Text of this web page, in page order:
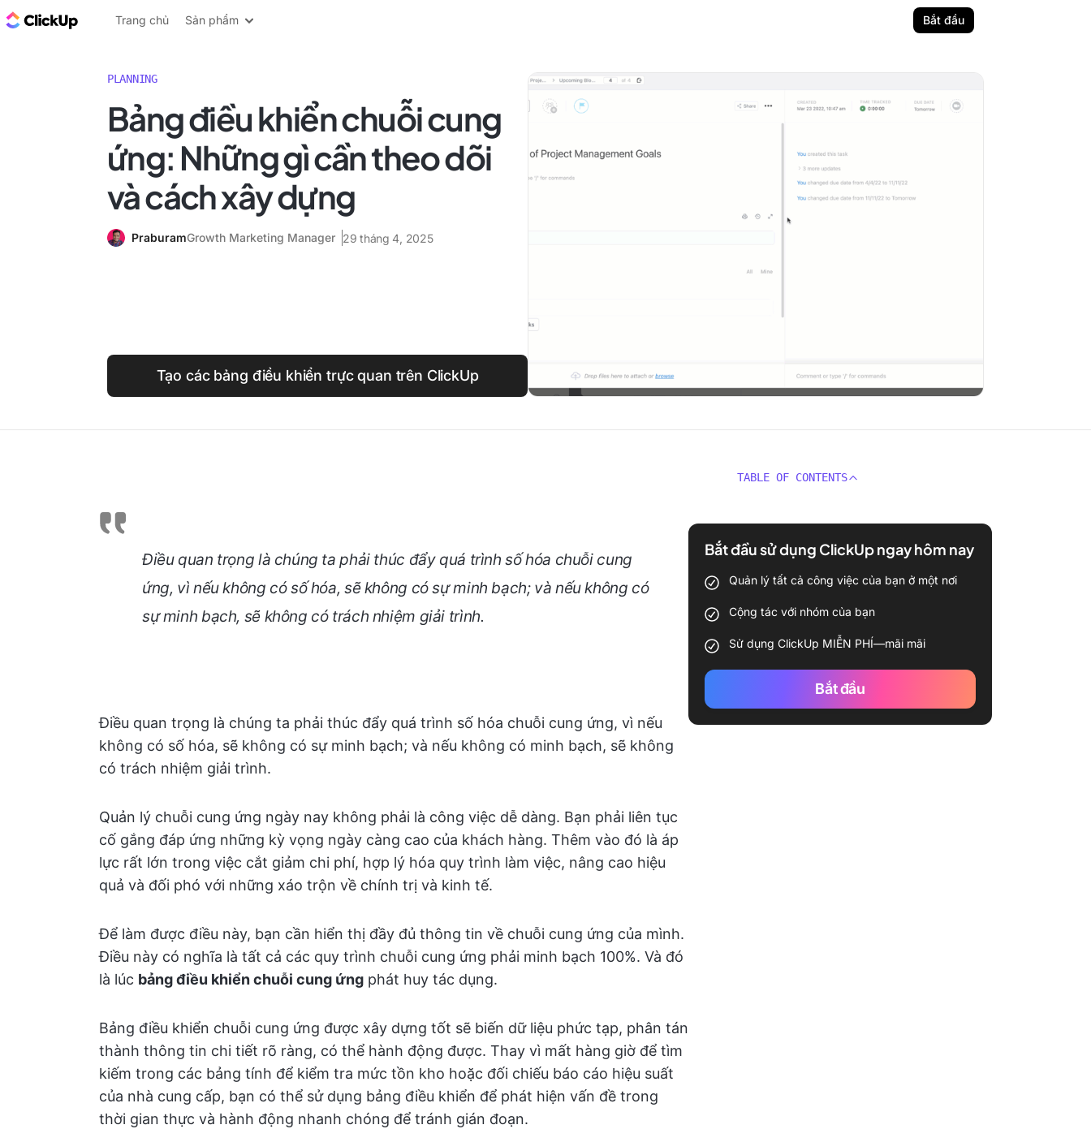
ClickUp Blog
Trang chủ Sản phẩm Bắt đầu
PLANNING
Bảng điều khiển chuỗi cung
ứng: Những gì cần theo dõi
và cách xây dựng
PraburamGrowth Marketing Manager 29 tháng 4, 2025
Tạo các bảng điều khiển trực quan trên ClickUp
Điều quan trọng là chúng ta phải thúc đẩy quá trình số hóa chuỗi cung
ứng, vì nếu không có số hóa, sẽ không có sự minh bạch; và nếu không có
sự minh bạch, sẽ không có trách nhiệm giải trình.
Điều quan trọng là chúng ta phải thúc đẩy quá trình số hóa chuỗi cung ứng, vì nếu
không có số hóa, sẽ không có sự minh bạch; và nếu không có minh bạch, sẽ không
có trách nhiệm giải trình.
Quản lý chuỗi cung ứng ngày nay không phải là công việc dễ dàng. Bạn phải liên tục
cố gắng đáp ứng những kỳ vọng ngày càng cao của khách hàng. Thêm vào đó là áp
lực rất lớn trong việc cắt giảm chi phí, hợp lý hóa quy trình làm việc, nâng cao hiệu
quả và đối phó với những xáo trộn về chính trị và kinh tế.
Để làm được điều này, bạn cần hiển thị đầy đủ thông tin về chuỗi cung ứng của mình.
Điều này có nghĩa là tất cả các quy trình chuỗi cung ứng phải minh bạch 100%. Và đó
là lúc bảng điều khiển chuỗi cung ứng phát huy tác dụng.
Bảng điều khiển chuỗi cung ứng được xây dựng tốt sẽ biến dữ liệu phức tạp, phân tán
thành thông tin chi tiết rõ ràng, có thể hành động được. Thay vì mất hàng giờ để tìm
kiếm trong các bảng tính để kiểm tra mức tồn kho hoặc đối chiếu báo cáo hiệu suất
của nhà cung cấp, bạn có thể sử dụng bảng điều khiển để phát hiện vấn đề trong
thời gian thực và hành động nhanh chóng để tránh gián đoạn.
TABLE OF CONTENTS
Bắt đầu sử dụng ClickUp ngay hôm nay
Quản lý tất cả công việc của bạn ở một nơi
Cộng tác với nhóm của bạn
Sử dụng ClickUp MIỄN PHÍ—mãi mãi
Bắt đầu